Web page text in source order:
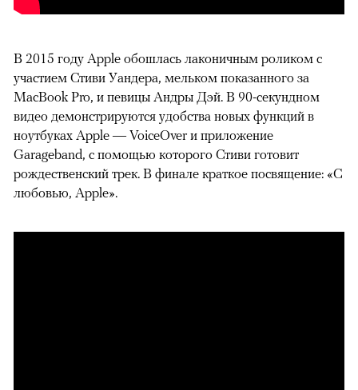
В 2015 году Apple обошлась лаконичным роликом с
участием Стиви Уандера, мельком показанного за
MacBook Pro, и певицы Андры Дэй. В 90-секундном
видео демонстрируются удобства новых функций в
ноутбуках Apple — VoiceOver и приложение
Garageband, с помощью которого Стиви готовит
рождественский трек. В финале краткое посвящение: «С
любовью, Apple».